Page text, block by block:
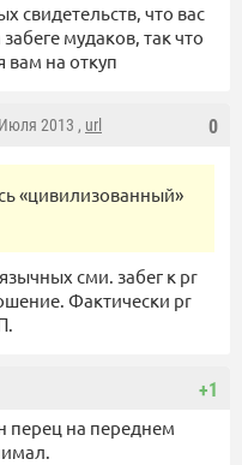
свидетельств, что вас
мудаков, так что
вам на откуп
0
2013 , url
«цивилизованный»
сми. забег к pr
Фактически pr
+1
перец на переднем